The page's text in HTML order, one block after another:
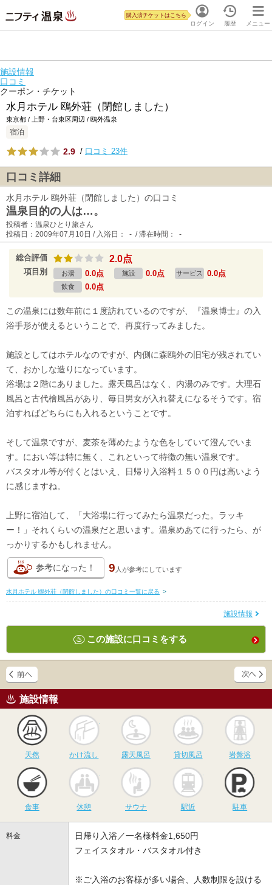
ログイン
購入済チケットはこちら
履歴 メニュー
施設情報
口コミ
クーポン・チケット
水月ホテル 鴎外荘（閉館しました）
東京都 / 上野・台東区周辺 / 鴎外温泉
宿泊
2.9 / 口コミ 23件
口コミ詳細
水月ホテル 鴎外荘（閉館しました）の口コミ
温泉目的の人は…。
投稿者：温泉ひとり旅さん
投稿日：2009年07月10日 / 入浴日： - / 滞在時間： -
総合評価 2.0点
項目別 お湯 0.0点 施設 0.0点 サービス 0.0点
飲食 0.0点
この温泉には数年前に１度訪れているのですが、『温泉博士』の入
浴手形が使えるということで、再度行ってみました。
施設としてはホテルなのですが、内側に森鴎外の旧宅が残されてい
て、おかしな造りになっています。
浴場は２階にありました。露天風呂はなく、内湯のみです。大理石
風呂と古代檜風呂があり、毎日男女が入れ替えになるそうです。宿
泊すればどちらにも入れるということです。
そして温泉ですが、麦茶を薄めたような色をしていて澄んでいま
す。におい等は特に無く、これといって特徴の無い温泉です。
バスタオル等が付くとはいえ、日帰り入浴料１５００円は高いよう
に感じますね。
上野に宿泊して、「大浴場に行ってみたら温泉だった。ラッキ
ー！」それくらいの温泉だと思います。温泉めあてに行ったら、が
っかりするかもしれません。
参考になった！ 9 人が参考にしています
水月ホテル 鴎外荘（閉館しました）の口コミ一覧に戻る >
施設情報
この施設に口コミをする
施設情報
天然
かけ流し
かけ流し
露天風呂
露天風呂
貸切風呂
貸切風呂 岩盤浴
食事 休憩
サウナ
サウナ 駅近 駐車
料金
日帰り入浴／一名様料金1,650円
フェイスタオル・バスタオル付き
※ご入浴のお客様が多い場合、人数制限を設ける